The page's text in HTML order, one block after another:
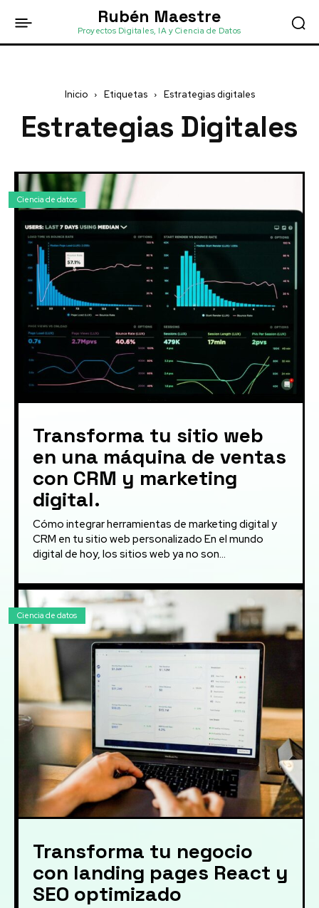
Rubén Maestre
Proyectos Digitales, IA y Ciencia de Datos
Inicio Etiquetas Estrategias digitales
Estrategias Digitales
Ciencia de datos
Transforma tu sitio web
en una máquina de ventas
con CRM y marketing
digital.
Cómo integrar herramientas de marketing digital y
CRM en tu sitio web personalizado En el mundo
digital de hoy, los sitios web ya no son...
Ciencia de datos
Transforma tu negocio
con landing pages React y
SEO optimizado